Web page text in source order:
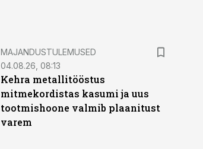
MAJANDUSTULEMUSED
04.08.26, 08:13
Kehra metallitööstus
mitmekordistas kasumi ja uus
tootmishoone valmib plaanitust
varem